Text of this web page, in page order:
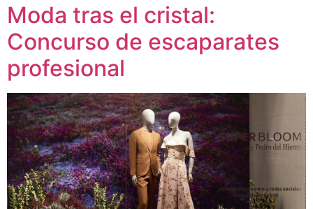
Moda tras el cristal:
Concurso de escaparates
profesional